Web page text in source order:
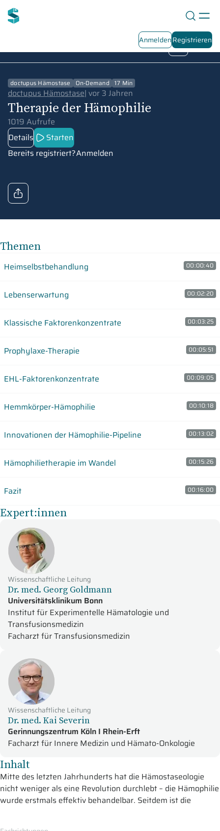
AnmeldenRegistrieren
Hämophilie – Grundlagen3/5
doctupus Hämostase On-Demand 17 Min
doctupus Hämostase| vor 3 Jahren
Therapie der Hämophilie
1019 Aufrufe
Details
Starten
Bereits registriert?Anmelden
Themen
Heimselbstbehandlung 00:00:40
Lebenserwartung 00:02:20
Klassische Faktorenkonzentrate 00:03:25
Prophylaxe-Therapie 00:05:51
EHL-Faktorenkonzentrate 00:09:05
Hemmkörper-Hämophilie 00:10:18
Innovationen der Hämophilie-Pipeline 00:13:02
Hämophilietherapie im Wandel 00:15:26
Fazit 00:16:00
Expert:innen
Wissenschaftliche Leitung
Dr. med. Georg Goldmann
Universitätsklinikum Bonn
Institut für Experimentelle Hämatologie und
Transfusionsmedizin
Facharzt für Transfusionsmedizin
Wissenschaftliche Leitung
Dr. med. Kai Severin
Gerinnungszentrum Köln I Rhein-Erft
Facharzt für Innere Medizin und Hämato-Onkologie
Inhalt
Mitte des letzten Jahrhunderts hat die Hämostaseologie
nicht weniger als eine Revolution durchlebt – die Hämophilie
wurde erstmals effektiv behandelbar. Seitdem ist die